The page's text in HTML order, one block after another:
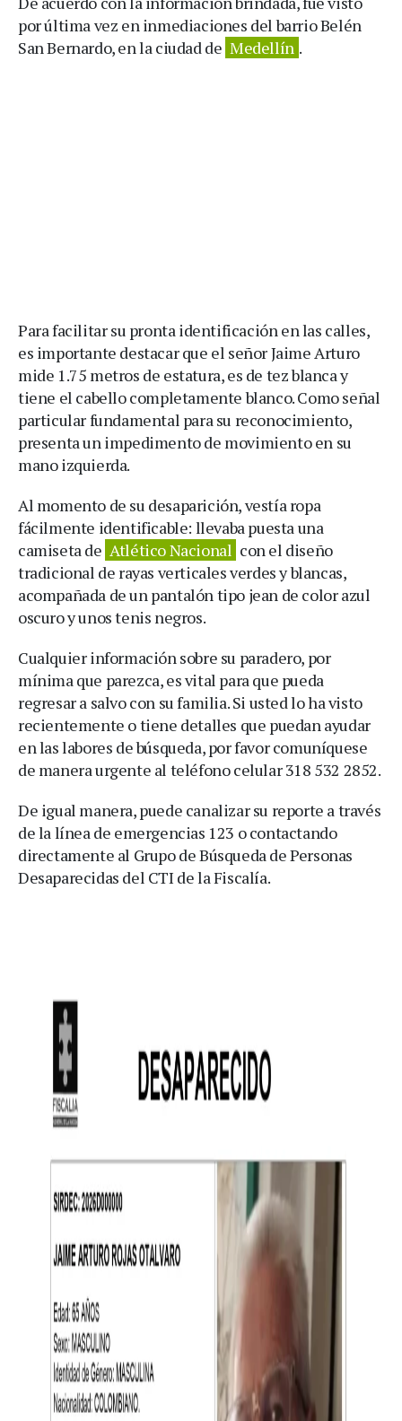
por última vez en inmediaciones del barrio Belén
San Bernardo, en la ciudad de Medellín .
Para facilitar su pronta identificación en las calles,
es importante destacar que el señor Jaime Arturo
mide 1.75 metros de estatura, es de tez blanca y
tiene el cabello completamente blanco. Como señal
particular fundamental para su reconocimiento,
presenta un impedimento de movimiento en su
mano izquierda.
Al momento de su desaparición, vestía ropa
fácilmente identificable: llevaba puesta una
camiseta de Atlético Nacional con el diseño
tradicional de rayas verticales verdes y blancas,
acompañada de un pantalón tipo jean de color azul
oscuro y unos tenis negros.
Cualquier información sobre su paradero, por
mínima que parezca, es vital para que pueda
regresar a salvo con su familia. Si usted lo ha visto
recientemente o tiene detalles que puedan ayudar
en las labores de búsqueda, por favor comuníquese
de manera urgente al teléfono celular 318 532 2852.
De igual manera, puede canalizar su reporte a través
de la línea de emergencias 123 o contactando
directamente al Grupo de Búsqueda de Personas
Desaparecidas del CTI de la Fiscalía.